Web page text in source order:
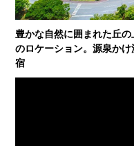
豊かな自然に囲まれた丘
のロケーション。源泉か
宿